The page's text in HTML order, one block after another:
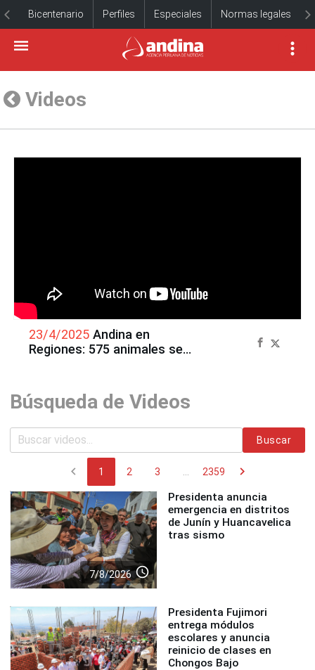
Bicentenario Perfiles Especiales Normas legales
Videos
23/4/2025 Andina en
Regiones: 575 animales se
Iquitos
Búsqueda de Videos
Buscar
chevron_left 1 2 3 2359 chevron_right
7/8/2026 access_time
Presidenta anuncia
emergencia en distritos
de Junín y Huancavelica
tras sismo
Presidenta Fujimori
entrega módulos
escolares y anuncia
reinicio de clases en
Chongos Bajo